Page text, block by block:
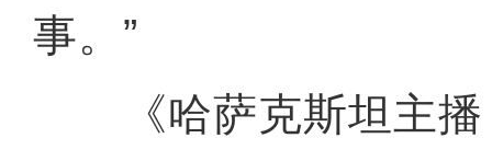
事。”
《哈萨克斯坦主播